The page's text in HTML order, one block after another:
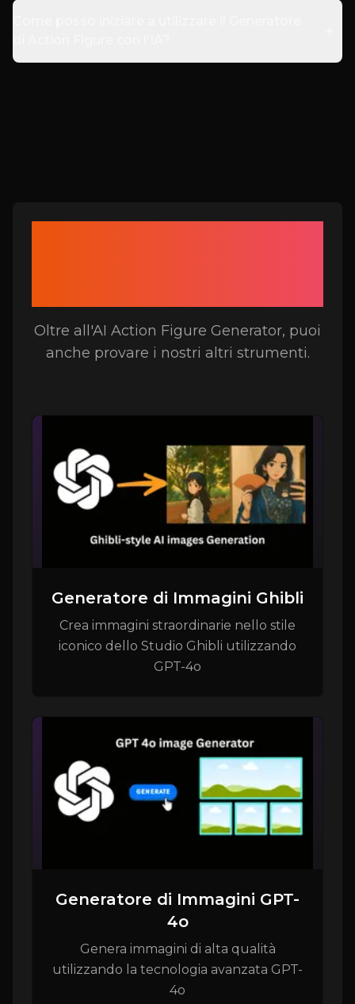
Oltre all'AI Action Figure Generator, puoi
anche provare i nostri altri strumenti.
Generatore di Immagini Ghibli
Crea immagini straordinarie nello stile
iconico dello Studio Ghibli utilizzando
GPT-4o
Generatore di Immagini GPT-
4o
Genera immagini di alta qualità
utilizzando la tecnologia avanzata GPT-
4o